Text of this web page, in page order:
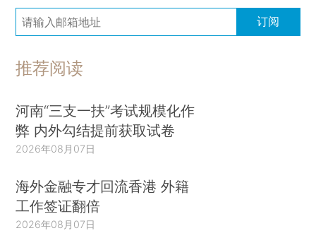
订阅
推荐阅读
河南“三支一扶”考试规模化作
弊 内外勾结提前获取试卷
2026年08月07日
海外金融专才回流香港 外籍
工作签证翻倍
2026年08月07日